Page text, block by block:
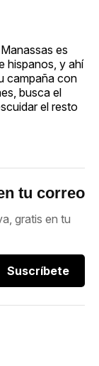
es
hispanos, y ahí
campaña con
busca el
el resto
tu correo
gratis en tu
Suscríbete